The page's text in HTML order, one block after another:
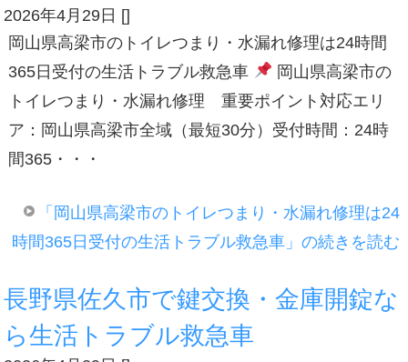
2026年4月29日 []
岡山県高梁市のトイレつまり・水漏れ修理は24時間
365日受付の生活トラブル救急車
岡山県高梁市の
トイレつまり・水漏れ修理 重要ポイント対応エリ
ア：岡山県高梁市全域（最短30分）受付時間：24時
間365・・・
「岡山県高梁市のトイレつまり・水漏れ修理は24
時間365日受付の生活トラブル救急車」の続きを読む
長野県佐久市で鍵交換・金庫開錠な
ら生活トラブル救急車